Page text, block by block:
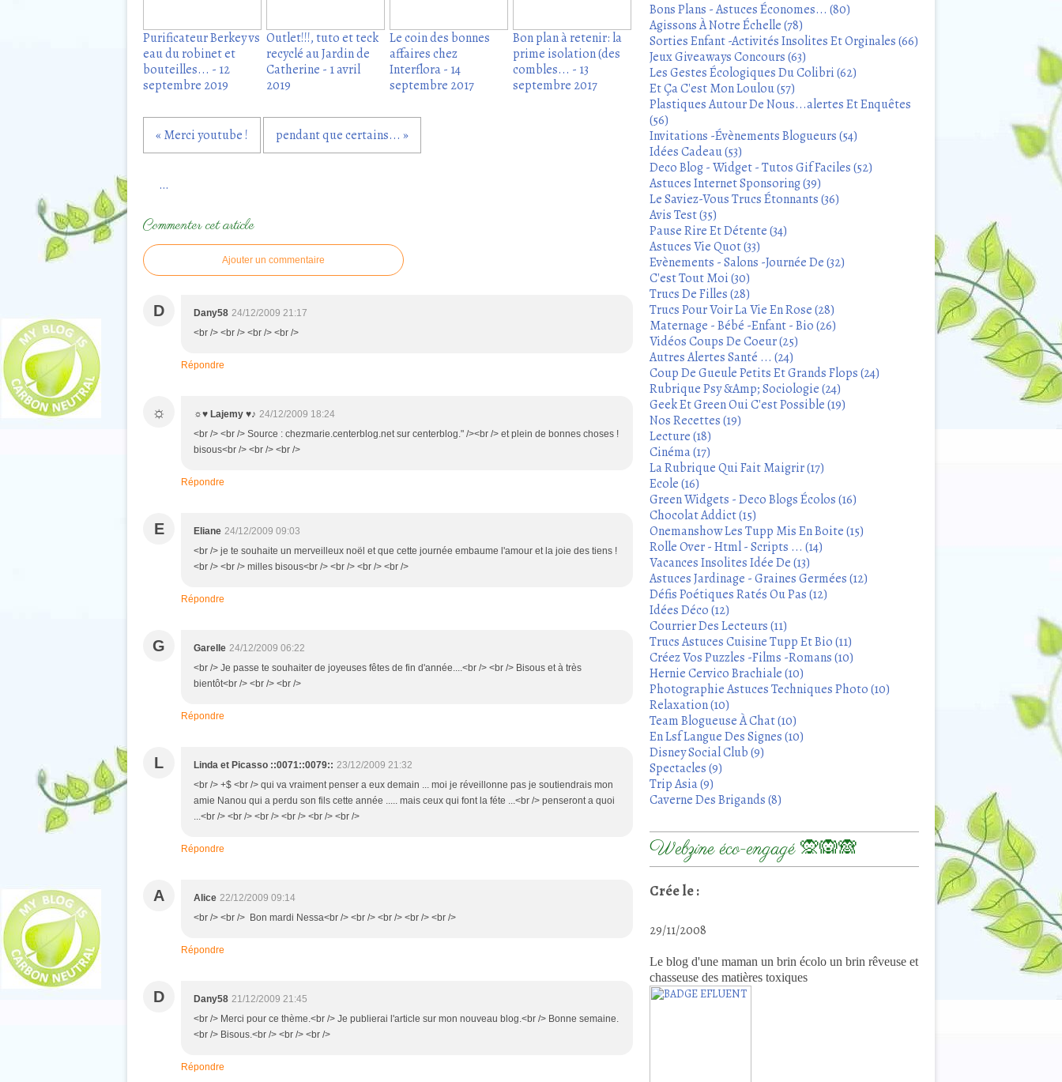
Purificateur Berkey vs
eau du robinet et
bouteilles... - 12
septembre 2019
Outlet!!!, tuto et teck
recyclé au Jardin de
Catherine - 1 avril
2019
Le coin des bonnes
affaires chez
Interflora - 14
septembre 2017
Bon plan à retenir: la
prime isolation (des
combles... - 13
septembre 2017
« Merci youtube ! pendant que certains... »
…
Commenter cet article
Ajouter un commentaire
D Dany58 24/12/2009 21:17
<br /> <br /> <br /> <br />
Répondre
☼ ☼♥ Lajemy ♥♪ 24/12/2009 18:24
<br /> <br /> Source : chezmarie.centerblog.net sur centerblog." /><br /> et plein de bonnes choses !
bisous<br /> <br /> <br />
Répondre
E Eliane 24/12/2009 09:03
<br /> je te souhaite un merveilleux noël et que cette journée embaume l'amour et la joie des tiens !
<br /> <br /> milles bisous<br /> <br /> <br /> <br />
Répondre
G Garelle 24/12/2009 06:22
<br /> Je passe te souhaiter de joyeuses fêtes de fin d'année....<br /> <br /> Bisous et à très
bientôt<br /> <br /> <br />
Répondre
L Linda et Picasso ::0071::0079:: 23/12/2009 21:32
<br /> +$ <br /> qui va vraiment penser a eux demain ... moi je réveillonne pas je soutiendrais mon
amie Nanou qui a perdu son fils cette année ..... mais ceux qui font la féte ...<br /> penseront a quoi
...<br /> <br /> <br /> <br /> <br /> <br />
Répondre
A Alice 22/12/2009 09:14
<br /> <br /> Bon mardi Nessa<br /> <br /> <br /> <br /> <br />
Répondre
D Dany58 21/12/2009 21:45
<br /> Merci pour ce thème.<br /> Je publierai l'article sur mon nouveau blog.<br /> Bonne semaine.
<br /> Bisous.<br /> <br /> <br />
Répondre
Bons Plans - Astuces Économes... (80)
Agissons À Notre Échelle (78)
Sorties Enfant -Activités Insolites Et Orginales (66)
Jeux Giveaways Concours (63)
Les Gestes Écologiques Du Colibri (62)
Et Ça C'est Mon Loulou (57)
Plastiques Autour De Nous...alertes Et Enquêtes
(56)
Invitations -Évènements Blogueurs (54)
Idées Cadeau (53)
Deco Blog - Widget - Tutos Gif Faciles (52)
Astuces Internet Sponsoring (39)
Le Saviez-Vous Trucs Étonnants (36)
Avis Test (35)
Pause Rire Et Détente (34)
Astuces Vie Quot (33)
Evènements - Salons -Journée De (32)
C'est Tout Moi (30)
Trucs De Filles (28)
Trucs Pour Voir La Vie En Rose (28)
Maternage - Bébé -Enfant - Bio (26)
Vidéos Coups De Coeur (25)
Autres Alertes Santé ... (24)
Coup De Gueule Petits Et Grands Flops (24)
Rubrique Psy &Amp; Sociologie (24)
Geek Et Green Oui C'est Possible (19)
Nos Recettes (19)
Lecture (18)
Cinéma (17)
La Rubrique Qui Fait Maigrir (17)
Ecole (16)
Green Widgets - Deco Blogs Écolos (16)
Chocolat Addict (15)
Onemanshow Les Tupp Mis En Boite (15)
Rolle Over - Html - Scripts ... (14)
Vacances Insolites Idée De (13)
Astuces Jardinage - Graines Germées (12)
Défis Poétiques Ratés Ou Pas (12)
Idées Déco (12)
Courrier Des Lecteurs (11)
Trucs Astuces Cuisine Tupp Et Bio (11)
Créez Vos Puzzles -Films -Romans (10)
Hernie Cervico Brachiale (10)
Photographie Astuces Techniques Photo (10)
Relaxation (10)
Team Blogueuse À Chat (10)
En Lsf Langue Des Signes (10)
Disney Social Club (9)
Spectacles (9)
Trip Asia (9)
Caverne Des Brigands (8)
Webzine éco-engagé 🙊🙉🙈
Crée le :
29/11/2008
Le blog d'une maman un brin écolo un brin rêveuse et
chasseuse des matières toxiques